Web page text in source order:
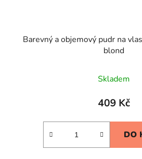
Barevný a objemový pudr na
blond
Skladem
409 Kč
DO